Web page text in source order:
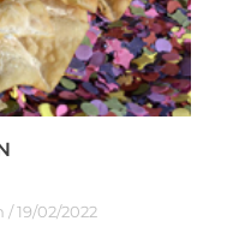
19/02/2022